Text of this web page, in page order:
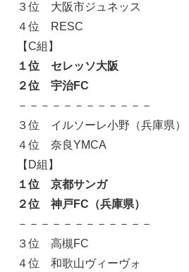
３位 大阪市ジュネッス
４位 RESC
【C組】
１位 セレッソ大阪
２位 宇治FC
－－－－－－－－－－－－
３位 イルソーレ小野（兵庫県）
４位 奈良YMCA
【D組】
１位 京都サンガ
２位 神戸FC（兵庫県）
－－－－－－－－－－－－
３位 高槻FC
４位 和歌山ヴィーヴォ